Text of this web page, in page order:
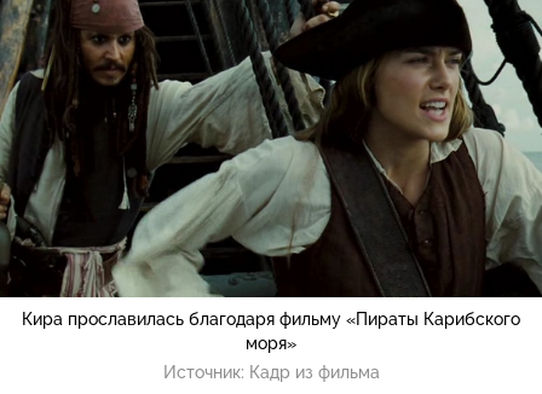
Кира прославилась благодаря фильму «Пираты Карибского
моря»
Источник: Кадр из фильма